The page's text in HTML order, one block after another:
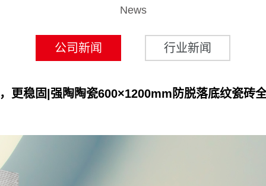
News
公司新闻 行业新闻
更稳固|强陶陶瓷600×1200mm防脱落底纹瓷砖